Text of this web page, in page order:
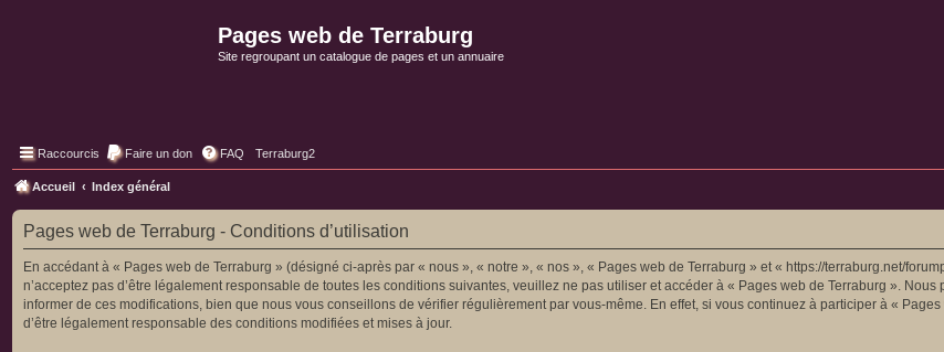
Pages web de Terraburg
Site regroupant un catalogue de pages et un annuaire
Raccourcis Faire un don FAQ Terraburg2
Accueil Index général
Pages web de Terraburg - Conditions d’utilisation
En accédant à « Pages web de Terraburg » (désigné ci-après par « nous », « notre », « nos », « Pages web de Terraburg » et « https://terraburg.net/
n’acceptez pas d’être légalement responsable de toutes les conditions suivantes, veuillez ne pas utiliser et accéder à « Pages web de Terraburg ».
informer de ces modifications, bien que nous vous conseillons de vérifier régulièrement par vous-même. En effet, si vous continuez à participer à «
d’être légalement responsable des conditions modifiées et mises à jour.